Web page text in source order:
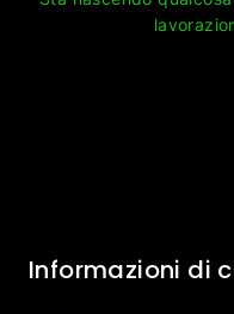
Informazioni di